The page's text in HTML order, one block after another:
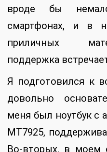
вроде бы
смартфонах, и в
приличных
поддержка
Я подготовился к
довольно
меня был ноутбук с
MT7925,
Во-вторых, в моем